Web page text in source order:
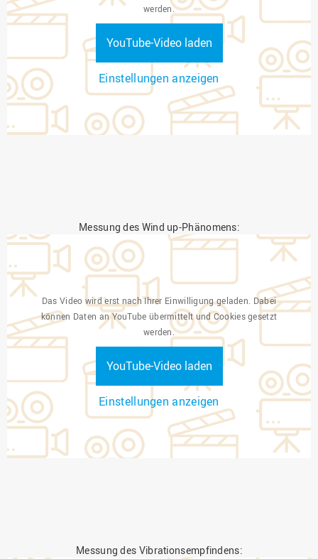
werden.
YouTube-Video laden
Einstellungen anzeigen
Messung des Wind up-Phänomens:
Das Video wird erst nach Ihrer Einwilligung geladen. Dabei
können Daten an YouTube übermittelt und Cookies gesetzt
werden.
YouTube-Video laden
Einstellungen anzeigen
Messung des Vibrationsempfindens: